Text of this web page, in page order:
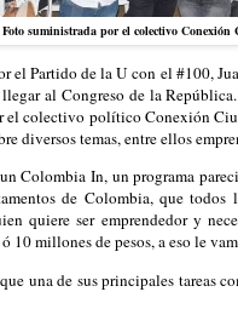
Foto suministrada por el colectivo
el Partido de la U con el #100,
al Congreso de la
el colectivo político Conexión
diversos temas, entre ellos
Colombia In, un programa
de Colombia, que
quiere ser emprendedor y
10 millones de pesos, a eso le
una de sus principales tareas